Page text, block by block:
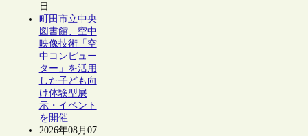
日
町田市立中央
図書館、空中
映像技術「空
中コンピュー
ター」を活用
した子ども向
け体験型展
示・イベント
を開催
2026年08月07